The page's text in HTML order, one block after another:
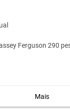
Ferguson 290
revisada, bom de
Mais